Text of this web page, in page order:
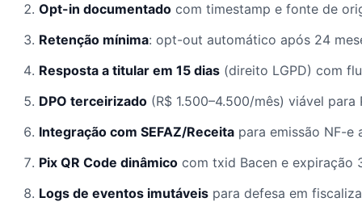
Opt-in documentado com timestamp e fonte de
Retenção mínima: opt-out automático após 24
Resposta a titular em 15 dias (direito LGPD) com
DPO terceirizado (R$ 1.500–4.500/mês) viável para
Integração com SEFAZ/Receita para emissão NF-e
Pix QR Code dinâmico com txid Bacen e expiração
Logs de eventos imutáveis para defesa em